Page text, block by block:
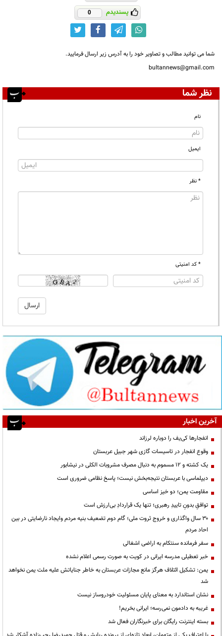
پسندیدم 0
شما می توانید مطالب و تصاویر خود را به آدرس زیر ارسال فرمایید.
bultannews@gmail.com
نظر شما
نام
ایمیل
* نظر
* کد امنیتی
آخرین اخبار
انفجارها کی‌یف را دوباره لرزاند
وقوع انفجار در تاسیسات گازی شهر جبیل عربستان
یک کشته و ۱۲ مسموم به دنبال مصرف مشروبات الکلی در نیشابور
دیپلماسی با عربستان نتیجه‌بخش نیست؛ پاسخ نظامی ضروری است
مقاومت یمن؛ دو خیز اساسی
توافقِ بدونِ تاییدِ رهبری؛ تنها یک قراردادِ بی‌ارزش است
۳۰ سال واگذاری و خروج ثروت ملی؛ گام دوم تضعیف بنیه مردم وایجاد نارضایتی در بین
احاد مردم
سفر فرمانده سنتکام به اراضی اشغالی
خبر تعطیلی مدرسه ایرانی در کویت به صورت رسمی اعلام نشده
یمن: تشکیل ائتلاف هرگز مانع مجازات عربستان به خاطر جنایاتش علیه ملت یمن نخواهد
شد
نشان استاندارد به معنای پایان مسئولیت خودروساز نیست
غریبه به دادمون نمی‌رسه؛ ایرانی بخریم!
بسته اینترنت رایگان برای خبرنگاران فعال شد